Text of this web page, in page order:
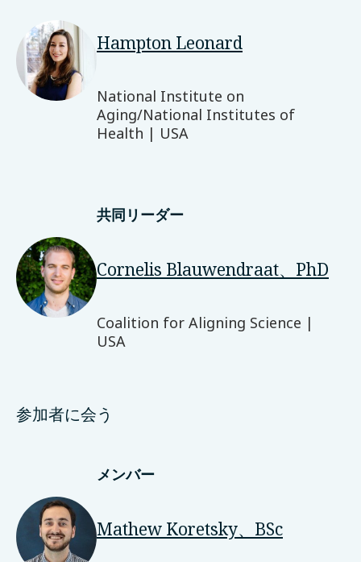
Hampton Leonard
National Institute on
Aging/National Institutes of
Health | USA
共同リーダー
Cornelis Blauwendraat、PhD
Coalition for Aligning Science |
USA
参加者に会う
メンバー
Mathew Koretsky、BSc